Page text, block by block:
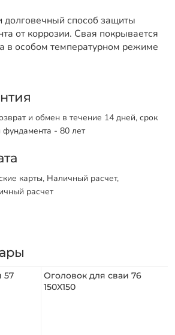
способ защиты
от коррозии. Свая покрывается
в особом температурном режиме
и обмен в течение 14 дней, срок
- 80 лет
карты, Наличный расчет,
расчет
57
Оголовок для сваи 76
150X150